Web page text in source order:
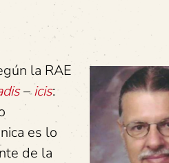
la RAE
–icis:
es lo
de la